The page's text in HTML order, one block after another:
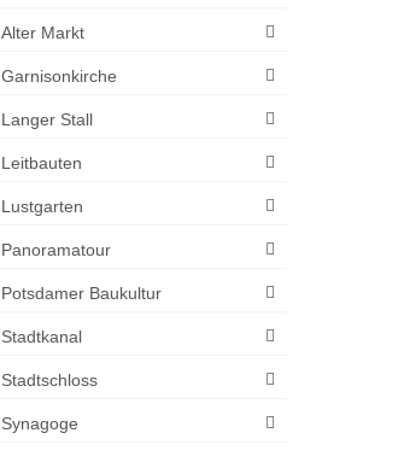
Alter Markt
Garnisonkirche
Langer Stall
Leitbauten
Lustgarten
Panoramatour
Potsdamer Baukultur
Stadtkanal
Stadtschloss
Synagoge